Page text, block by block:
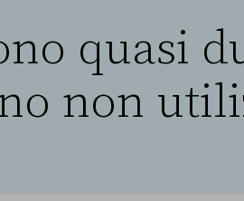
quasi
non